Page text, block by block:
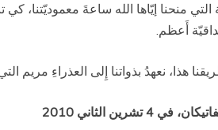
التي منحنا إيّاها الله ساعةَ معموديّتنا،
أَعظم.
هذا، نعهدُ بذواتنا إِلى العذراءِ
في 4 تشرين الثاني 2010